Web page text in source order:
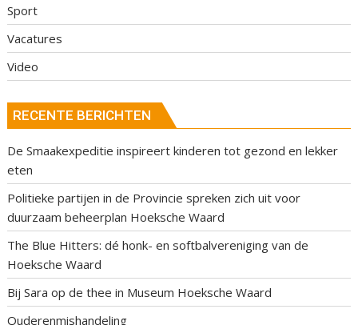
Sport
Vacatures
Video
RECENTE BERICHTEN
De Smaakexpeditie inspireert kinderen tot gezond en lekker
eten
Politieke partijen in de Provincie spreken zich uit voor
duurzaam beheerplan Hoeksche Waard
The Blue Hitters: dé honk- en softbalvereniging van de
Hoeksche Waard
Bij Sara op de thee in Museum Hoeksche Waard
Ouderenmishandeling